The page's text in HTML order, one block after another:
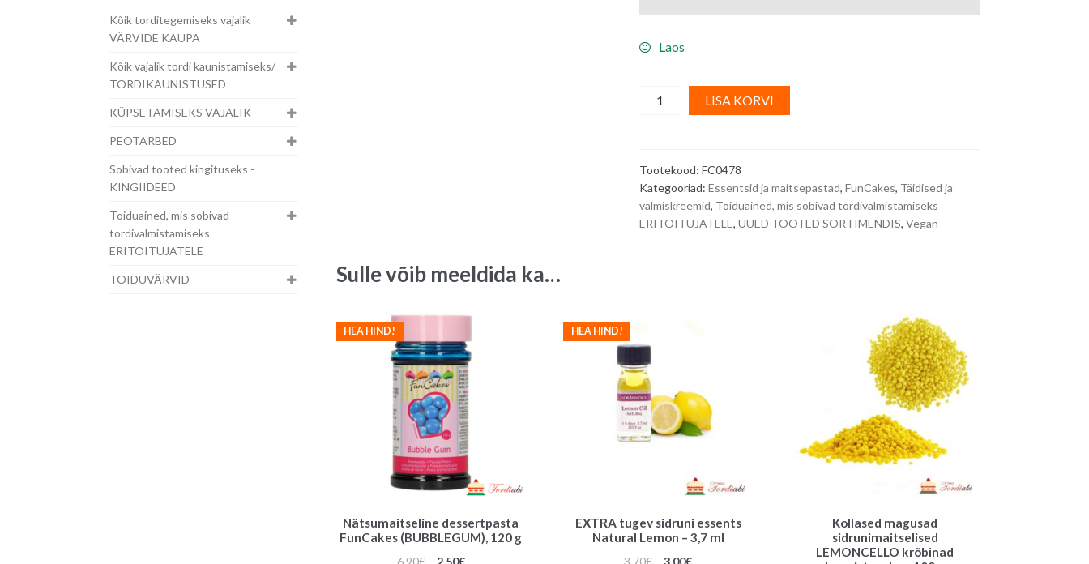
Laos
FunCakes
LEMON
ZEST,
100
LISA KORVI
l
n
a
Tootekood: FC0478
Kategooriad: Essentsid ja maitsepastad, FunCakes, Täidised ja
valmiskreemid, Toiduained, mis sobivad tordivalmistamiseks
ERITOITUJATELE, UUED TOOTED SORTIMENDIS, Vegan
Sulle võib meeldida ka…
Nätsumaitseline dessertpasta
FunCakes (BUBBLEGUM), 120 g
HEA HIND!
6.90€ Algne
2.50€Praegune
EXTRA tugev sidruni essents
Natural Lemon – 3,7 ml
HEA HIND!
3.70€ Algne
3.00€Praegune
Kollased magusad
sidrunimaitselised
LEMONCELLO krõbinad
Kõik torditegemiseks vajalik
VÄRVIDE KAUPA
Kõik vajalik tordi kaunistamiseks/
TORDIKAUNISTUSED
KÜPSETAMISEKS VAJALIK
PEOTARBED
Sobivad tooted kingituseks -
KINGIIDEED
Toiduained, mis sobivad
tordivalmistamiseks
ERITOITUJATELE
TOIDUVÄRVID